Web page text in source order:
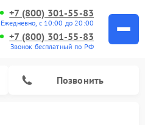
+7 (800) 301-55-83
Ежедневно, с 10:00 до 20:00
+7 (800) 301-55-83
Звонок бесплатный по РФ
Позвонить